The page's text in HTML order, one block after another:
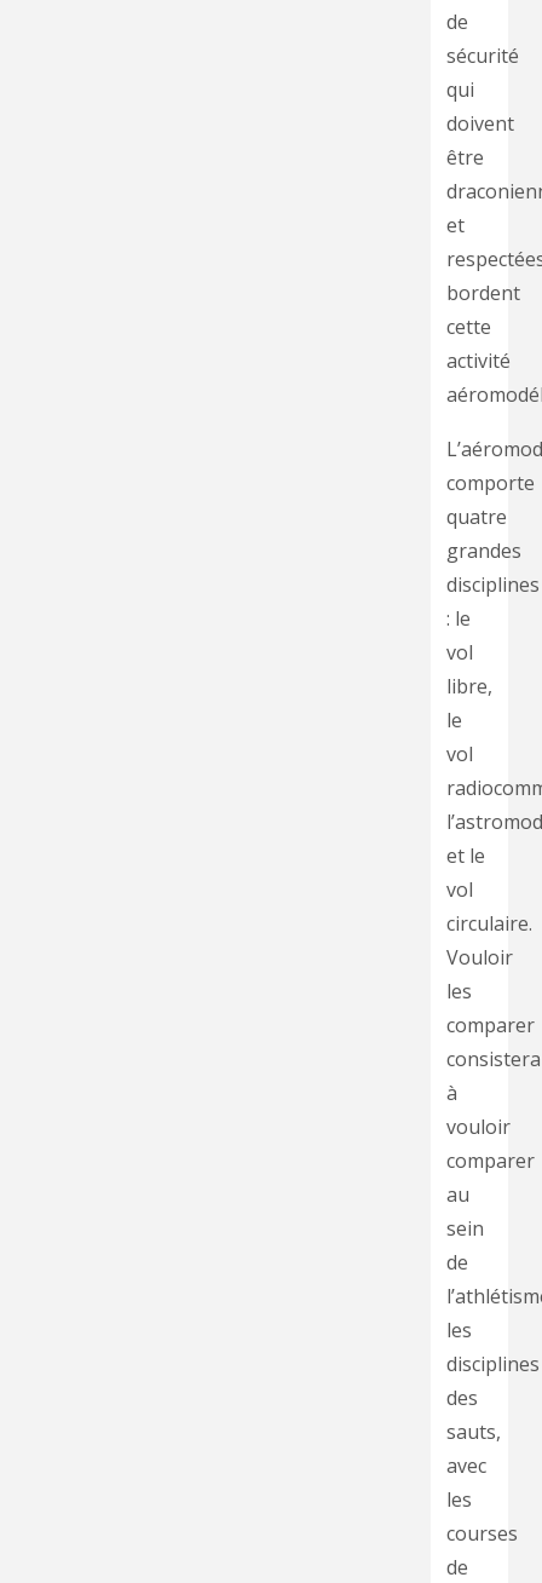
de
sécurité
qui
doivent
être
et
bordent
cette
activité
comporte
quatre
grandes
disciplines
: le
vol
libre,
le
vol
et le
vol
circulaire.
Vouloir
les
comparer
à
vouloir
comparer
au
sein
de
les
disciplines
des
sauts,
avec
les
courses
de